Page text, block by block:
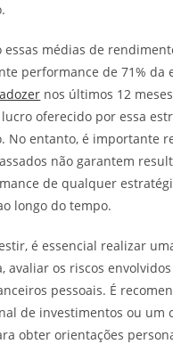
essas médias de
performance de 71% da
nos últimos 12
oferecido por essa
No entanto, é importante
não garantem
de qualquer
longo do tempo.
é essencial realizar
avaliar os riscos
pessoais. É
de investimentos ou um
obter orientações